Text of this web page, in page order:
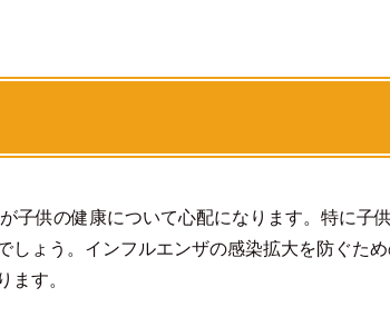
子供の健康について心配になります。特に子
しょう。インフルエンザの感染拡大を防ぐた
ます。